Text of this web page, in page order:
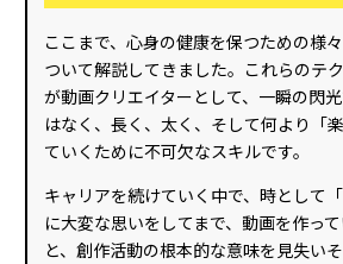
ここまで、心身の健康を保つための様
ついて解説してきました。これらのテ
が動画クリエイターとして、一瞬の閃
はなく、長く、太く、そして何より「
ていくために不可欠なスキルです。
キャリアを続けていく中で、時として
に大変な思いをしてまで、動画を作って
と、創作活動の根本的な意味を見失い